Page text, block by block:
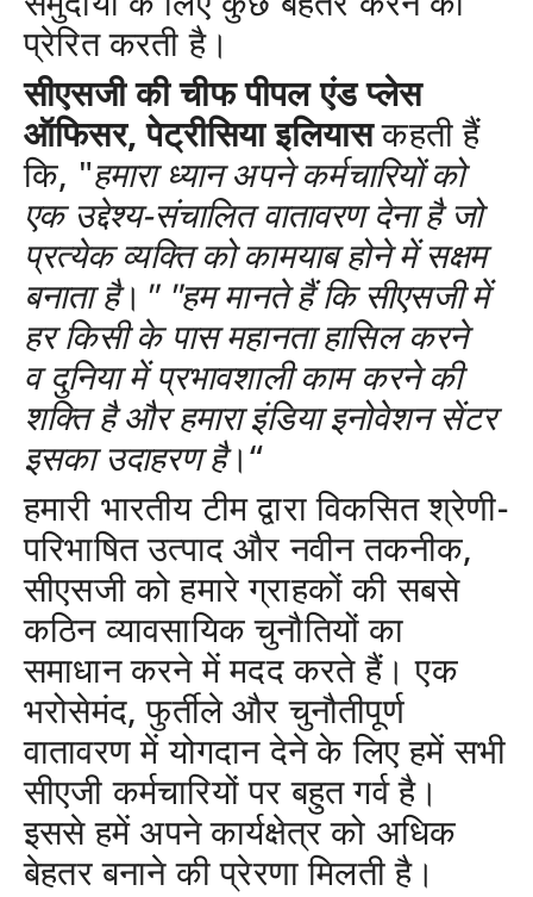
प्रेरित करती है।
सीएसजी की चीफ पीपल एंड प्लेस
ऑफिसर,पेट्रीसिया इलियासकहती हैं
कि, "हमारा ध्यान अपने कर्मचारियों को
एक उद्देश्य-संचालित वातावरण देना है जो
प्रत्येक व्यक्ति को कामयाब होने में सक्षम
बनाताहै। " "हम मानते हैं कि सीएसजी में
हर किसी के पास महानता हासिल करने
व दुनिया में प्रभावशाली काम करने की
शक्ति है और हमारा इंडिया इनोवेशन सेंटर
इसका उदाहरण है।“
हमारी भारतीय टीम द्वारा विकसित श्रेणी-
परिभाषित उत्पाद और नवीन तकनीक,
सीएसजी को हमारे ग्राहकों की सबसे
कठिन व्यावसायिक चुनौतियों का
समाधान करने में मदद करते हैं। एक
भरोसेमंद, फुर्तीले और चुनौतीपूर्ण
वातावरण में योगदान देने के लिए हमें सभी
सीएजी कर्मचारियों पर बहुत गर्व है।
इससे हमें अपने कार्यक्षेत्र को अधिक
बेहतर बनाने की प्रेरणा मिलती है।